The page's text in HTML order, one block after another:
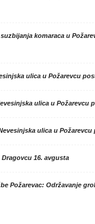
komaraca u
ulica u Požarevcu
ulica u Požarevcu
ulica u
Dragovcu 16. avgusta
Požarevac: Održavanje